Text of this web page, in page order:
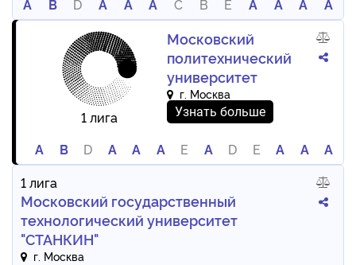
A B D A A A C B E A A A A
1 лига
Московский
политехнический
университет
г. Москва
Узнать больше
A B D A A A E A D E A A
A
1 лига
Московский государственный
технологический университет
"СТАНКИН"
г. Москва